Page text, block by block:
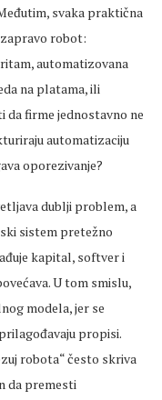
svaka praktična
robot:
automatizovana
na platama, ili
firme jednostavno ne
automatizaciju
oporezivanje?
dublji problem, a
sistem pretežno
kapital, softver i
U tom smislu,
modela, jer se
propisi.
robota“ često skriva
da premesti